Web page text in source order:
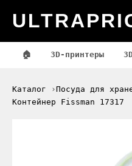
🏠 3D-принтеры
Каталог
Посуда для
Контейнер Fissman 17317